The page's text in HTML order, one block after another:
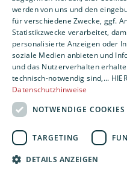
werden von uns und den
für verschiedene Zwecke, ggf.
Statistikzwecke verarbeitet,
personalisierte Anzeigen oder
soziale Medien anbieten und
und das Nutzerverhalten
technisch-notwendig sind,... HIER
Datenschutzhinweise
NOTWENDIGE COOKIES
TARGETING
DETAILS ANZEIGEN